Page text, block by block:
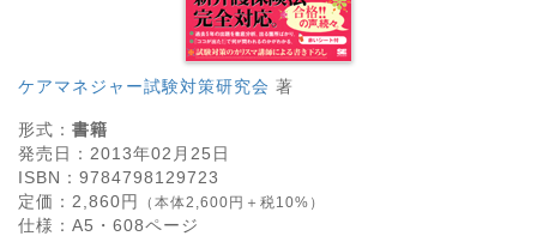
ケアマネジャー試験対策研究会 著
形式： 書籍
発売日： 2013年02月25日
ISBN： 9784798129723
定価： 2,860円 （本体2,600円＋税10%）
仕様： A5・ 608ページ